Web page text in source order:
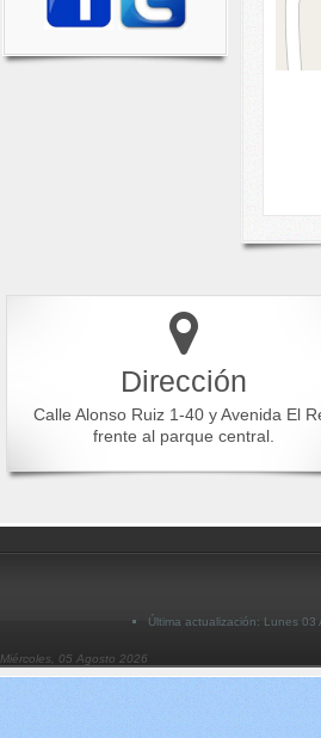
Dirección
Calle Alonso Ruiz 1-40 y Avenida El
frente al parque central.
Última actualización: Lunes 03
Miércoles, 05 Agosto 2026